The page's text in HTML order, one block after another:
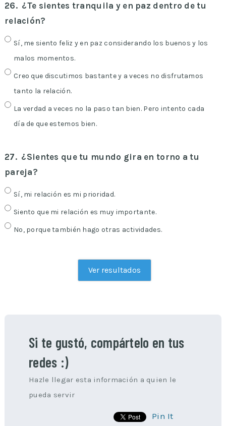
26. ¿Te sientes tranquila y en paz dentro de tu
relación?
Sí, me siento feliz y en paz considerando los buenos y los
malos momentos.
Creo que discutimos bastante y a veces no disfrutamos
tanto la relación.
La verdad a veces no la paso tan bien. Pero intento cada
día de que estemos bien.
27. ¿Sientes que tu mundo gira en torno a tu
pareja?
Sí, mi relación es mi prioridad.
Siento que mi relación es muy importante.
No, porque también hago otras actividades.
Si te gustó, compártelo en tus
redes :)
Hazle llegar esta información a quien le
pueda servir
Pin It